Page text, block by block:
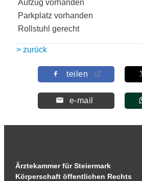
Aufzug vorhanden
Parkplatz vorhanden
Rollstuhl gerecht
> zurück
teilen
e-mail
Ärztekammer für Steiermark
Körperschaft öffentlichen Rechts